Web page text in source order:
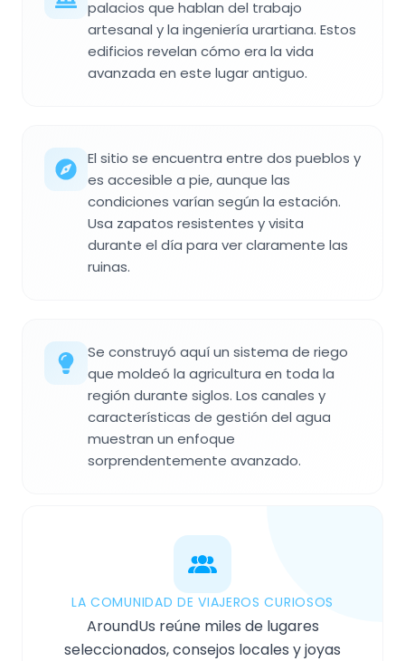
palacios que hablan del trabajo
artesanal y la ingeniería urartiana. Estos
edificios revelan cómo era la vida
avanzada en este lugar antiguo.
El sitio se encuentra entre dos pueblos y
es accesible a pie, aunque las
condiciones varían según la estación.
Usa zapatos resistentes y visita
durante el día para ver claramente las
ruinas.
Se construyó aquí un sistema de riego
que moldeó la agricultura en toda la
región durante siglos. Los canales y
características de gestión del agua
muestran un enfoque
sorprendentemente avanzado.
LA COMUNIDAD DE VIAJEROS CURIOSOS
AroundUs reúne miles de lugares
seleccionados, consejos locales y joyas